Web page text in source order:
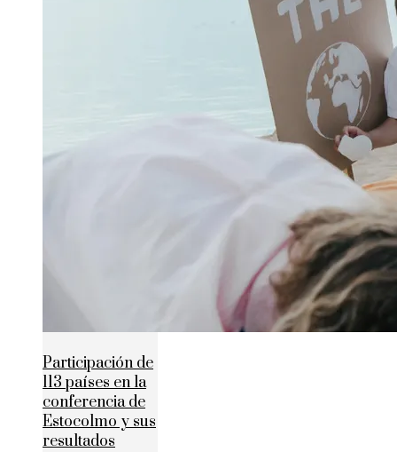
Participación de
113 países en la
conferencia de
Estocolmo y sus
resultados